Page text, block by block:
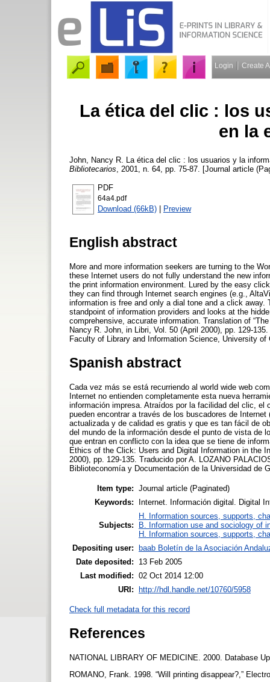
Login Create
La ética del clic : los
en la
John, Nancy R.
La ética del clic : los usuarios y la
Bibliotecarios , 2001, n. 64, pp. 75-87. [Journal article
PDF
64a4.pdf
Download (66kB) | Preview
English abstract
More and more information seekers are turning to the
these Internet users do not fully understand the new
the print information environment. Lured by the easy
they can find through Internet search engines (e.g.,
information is free and only a dial tone and a click
standpoint of information providers and looks at the
comprehensive, accurate information. Translation of
Nancy R. John, in Libri, Vol. 50 (April 2000), pp. 129-
Faculty of Library and Information Science, University of
Spanish abstract
Cada vez más se está recurriendo al world wide web
Internet no entienden completamente esta nueva
información impresa. Atraídos por la facilidad del clic, el
pueden encontrar a través de los buscadores de
actualizada y de calidad es gratis y que es tan fácil de
del mundo de la información desde el punto de vista de
que entran en conflicto con la idea que se tiene de
Ethics of the Click: Users and Digital Information in the
2000), pp. 129-135. Traducido por A. LOZANO
Biblioteconomía y Documentación de la Universidad de
Item type: Journal article (Paginated)
Keywords:
Internet. Información digital. Digital
Subjects:
H. Information sources, supports,
B. Information use and sociology of
H. Information sources, supports,
Depositing user:
baab Boletín de la Asociación
Date deposited:
13 Feb 2005
Last modified: 02 Oct 2014 12:00
URI:
http://hdl.handle.net/10760/5958
Check full metadata for this record
References
NATIONAL LIBRARY OF MEDICINE. 2000. Database
ROMANO, Frank. 1998. “Will printing disappear?,”